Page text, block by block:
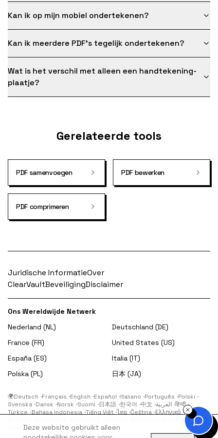
Kan ik op mijn mobiel ondertekenen?
Kan ik meerdere PDF's tegelijk ondertekenen?
Wat is het verschil met alleen een handtekening-
plaatje?
Gerelateerde tools
PDF samenvoegen PDF bewerken
PDF comprimeren
Juridische InformatieOver
ClearVaultBeveiligingDisclaimer
Ons Wereldwijde Netwerk
Nederland (NL)
Deutschland (DE)
France (FR)
United States (US)
España (ES)
Italia (IT)
Polska (PL)
日本 (JA)
🌍Deutsch ·Français ·English ·Español ·Italiano ·Português ·Polski ·
Svenska ·Dansk ·Norsk ·Suomi ·日本語 ·한국어 ·中文 ·العربية ·हिन्दी ·
Türkçe ·Bahasa Indonesia ·Tiếng Việt ·ไทย ·Čeština ·Ελληνικά ·Magyar
·
Latviešu
LietuviųDeze website gebruikt alleen